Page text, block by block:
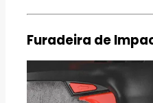
Furadeira de